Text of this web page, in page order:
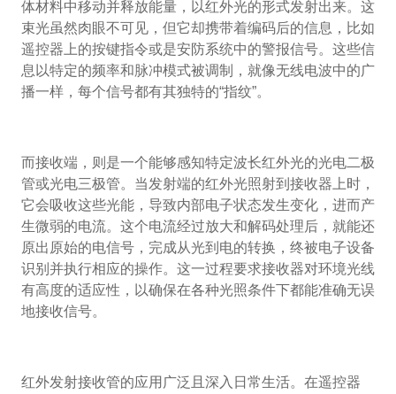
体材料中移动并释放能量，以红外光的形式发射出来。这
束光虽然肉眼不可见，但它却携带着编码后的信息，比如
遥控器上的按键指令或是安防系统中的警报信号。这些信
息以特定的频率和脉冲模式被调制，就像无线电波中的广
播一样，每个信号都有其独特的“指纹”。
而接收端，则是一个能够感知特定波长红外光的光电二极
管或光电三极管。当发射端的红外光照射到接收器上时，
它会吸收这些光能，导致内部电子状态发生变化，进而产
生微弱的电流。这个电流经过放大和解码处理后，就能还
原出原始的电信号，完成从光到电的转换，终被电子设备
识别并执行相应的操作。这一过程要求接收器对环境光线
有高度的适应性，以确保在各种光照条件下都能准确无误
地接收信号。
红外发射接收管的应用广泛且深入日常生活。在遥控器